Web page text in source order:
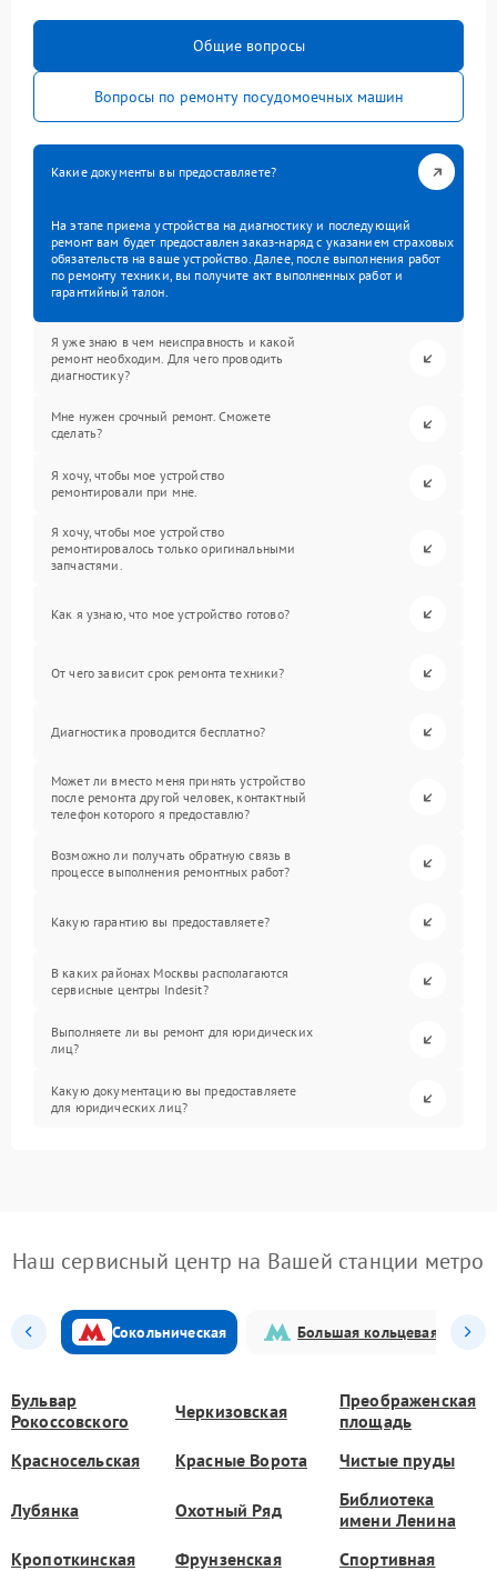
Общие вопросы
Вопросы по ремонту посудомоечных машин
Какие документы вы предоставляете?
На этапе приема устройства на диагностику и последующий
ремонт вам будет предоставлен заказ-наряд с указанием страховых
обязательств на ваше устройство. Далее, после выполнения работ
по ремонту техники, вы получите акт выполненных работ и
гарантийный талон.
Я уже знаю в чем неисправность и какой
ремонт необходим. Для чего проводить
диагностику?
Мне нужен срочный ремонт. Сможете
сделать?
Я хочу, чтобы мое устройство
ремонтировали при мне.
Я хочу, чтобы мое устройство
ремонтировалось только оригинальными
запчастями.
Как я узнаю, что мое устройство готово?
От чего зависит срок ремонта техники?
Диагностика проводится бесплатно?
Может ли вместо меня принять устройство
после ремонта другой человек, контактный
телефон которого я предоставлю?
Возможно ли получать обратную связь в
процессе выполнения ремонтных работ?
Какую гарантию вы предоставляете?
В каких районах Москвы располагаются
сервисные центры Indesit?
Выполняете ли вы ремонт для юридических
лиц?
Какую документацию вы предоставляете
для юридических лиц?
Наш сервисный центр на Вашей станции метро
Сокольническая Большая кольцевая
Бульвар
Рокоссовского
Черкизовская
Преображенская
площадь
Красносельская
Красные Ворота Чистые пруды
Лубянка Охотный Ряд
Библиотека
имени Ленина
Кропоткинская
Фрунзенская Спортивная